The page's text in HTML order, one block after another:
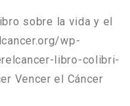
sobre la vida y el
wp-
libro-colibri-
Vencer el Cáncer